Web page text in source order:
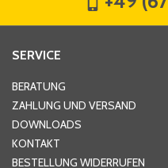
Hausnummer
SERVICE
BERATUNG
ZAHLUNG UND VERSAND
DOWNLOADS
KONTAKT
BESTELLUNG WIDERRUFEN